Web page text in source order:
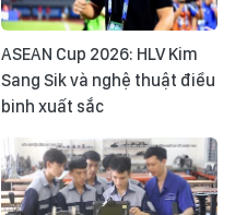
ASEAN Cup 2026: HLV Kim
Sang Sik và nghệ thuật điều
binh xuất sắc